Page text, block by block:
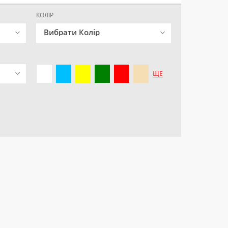
КОЛІР
Вибрати Колір
ЩЕ